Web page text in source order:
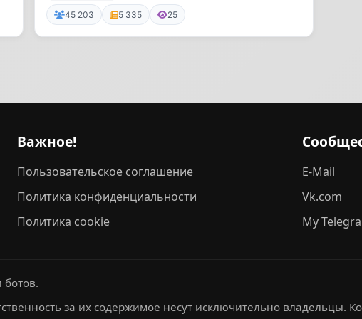
сверлю 24/7
45 203 5 335 25
Важное!
Пользовательское соглашение
Политика конфиденциальности
Политика cookie
E-Mail
Vk.com
My
ботов.
за их содержимое несут исключительно владельцы.